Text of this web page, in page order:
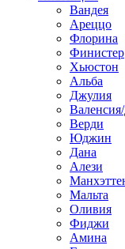
Вандея
Ареццо
Флорина
Финистер
Хьюстон
Альба
Джулия
Верди
Юджин
Дана
Алези
Мальта
Оливия
Фиджи
Амина